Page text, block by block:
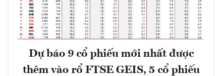
Dự báo 9 cổ phiếu mới nhất được
thêm vào rổ FTSE GEIS, 5 cổ phiếu